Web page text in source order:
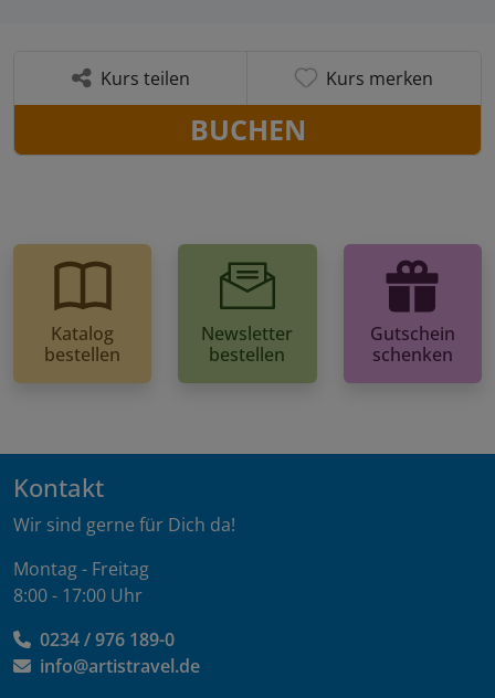
Kurs teilen Kurs merken
BUCHEN
Katalog
bestellen
Newsletter
bestellen
Gutschein
schenken
Kontakt
Wir sind gerne für Dich da!
Montag - Freitag
8:00 - 17:00 Uhr
0234 / 976 189-0
info@artistravel.de